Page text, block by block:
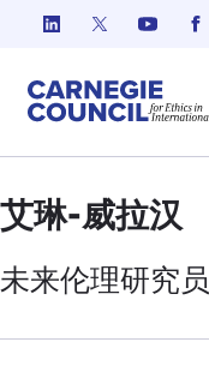
跳至内容
艾琳-威拉汉
未来伦理研究员